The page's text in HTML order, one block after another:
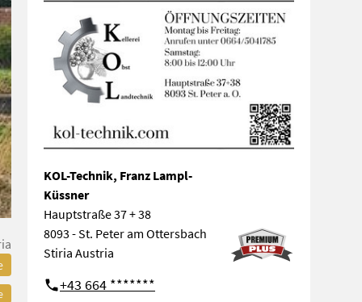
KOL-Technik, Franz Lampl-
Küssner
Hauptstraße 37 + 38
8093 - St. Peter am Ottersbach
Stiria Austria
+43 664 *******